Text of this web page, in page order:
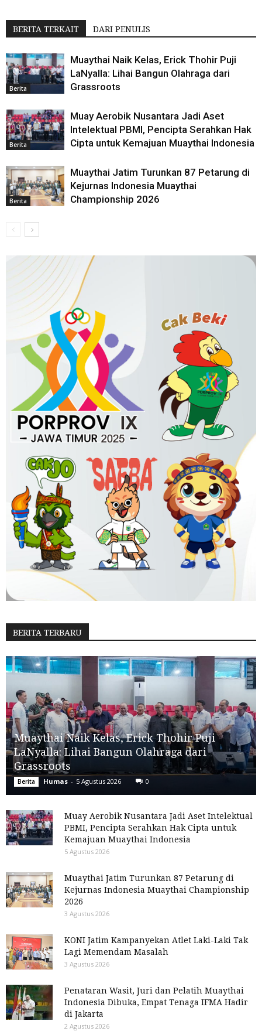
BERITA TERKAIT DARI PENULIS
Berita
Muaythai Naik Kelas, Erick Thohir Puji
LaNyalla: Lihai Bangun Olahraga dari
Grassroots
Berita
Muay Aerobik Nusantara Jadi Aset
Intelektual PBMI, Pencipta Serahkan Hak
Cipta untuk Kemajuan Muaythai Indonesia
Berita
Muaythai Jatim Turunkan 87 Petarung di
Kejurnas Indonesia Muaythai
Championship 2026
BERITA TERBARU
Muaythai Naik Kelas, Erick Thohir Puji
LaNyalla: Lihai Bangun Olahraga dari
Grassroots
Berita Humas - 5 Agustus 2026 0
Muay Aerobik Nusantara Jadi Aset Intelektual
PBMI, Pencipta Serahkan Hak Cipta untuk
Kemajuan Muaythai Indonesia
5 Agustus 2026
Muaythai Jatim Turunkan 87 Petarung di
Kejurnas Indonesia Muaythai Championship
2026
3 Agustus 2026
KONI Jatim Kampanyekan Atlet Laki-Laki Tak
Lagi Memendam Masalah
3 Agustus 2026
Penataran Wasit, Juri dan Pelatih Muaythai
Indonesia Dibuka, Empat Tenaga IFMA Hadir
di Jakarta
2 Agustus 2026